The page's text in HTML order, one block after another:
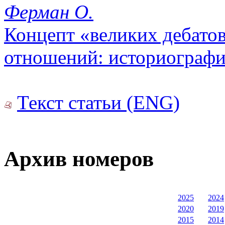
Ферман О.
Концепт «великих
отношений:
Текст статьи (ENG)
Архив номеров
2025
2024
2020
2019
2015
2014